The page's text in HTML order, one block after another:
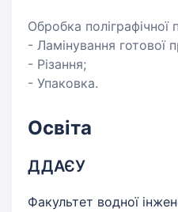
Обробка поліграфічної
- Ламінування готової
- Різання;
- Упаковка.
Освіта
ДДАЄУ
Факультет водної